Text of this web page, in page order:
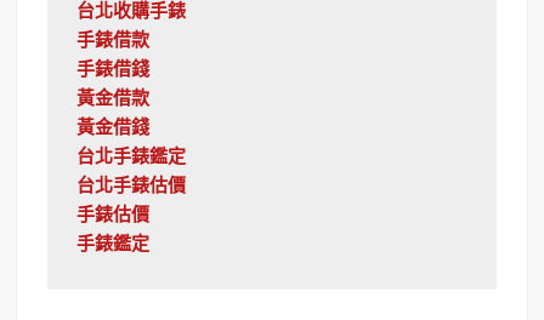
台北收購手錶
手錶借款
手錶借錢
黃金借款
黃金借錢
台北手錶鑑定
台北手錶估價
手錶估價
手錶鑑定